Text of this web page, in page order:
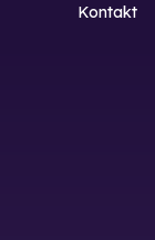
Kontakt